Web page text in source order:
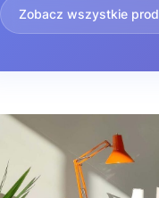
Zobacz wszystkie